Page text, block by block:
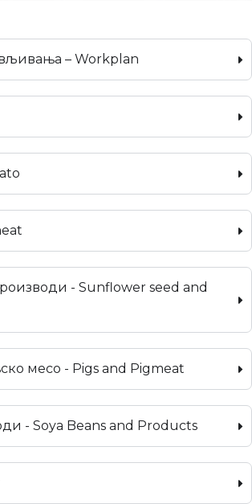
– Workplan
- Sunflower seed and
месо - Pigs and Pigmeat
- Soya Beans and Products